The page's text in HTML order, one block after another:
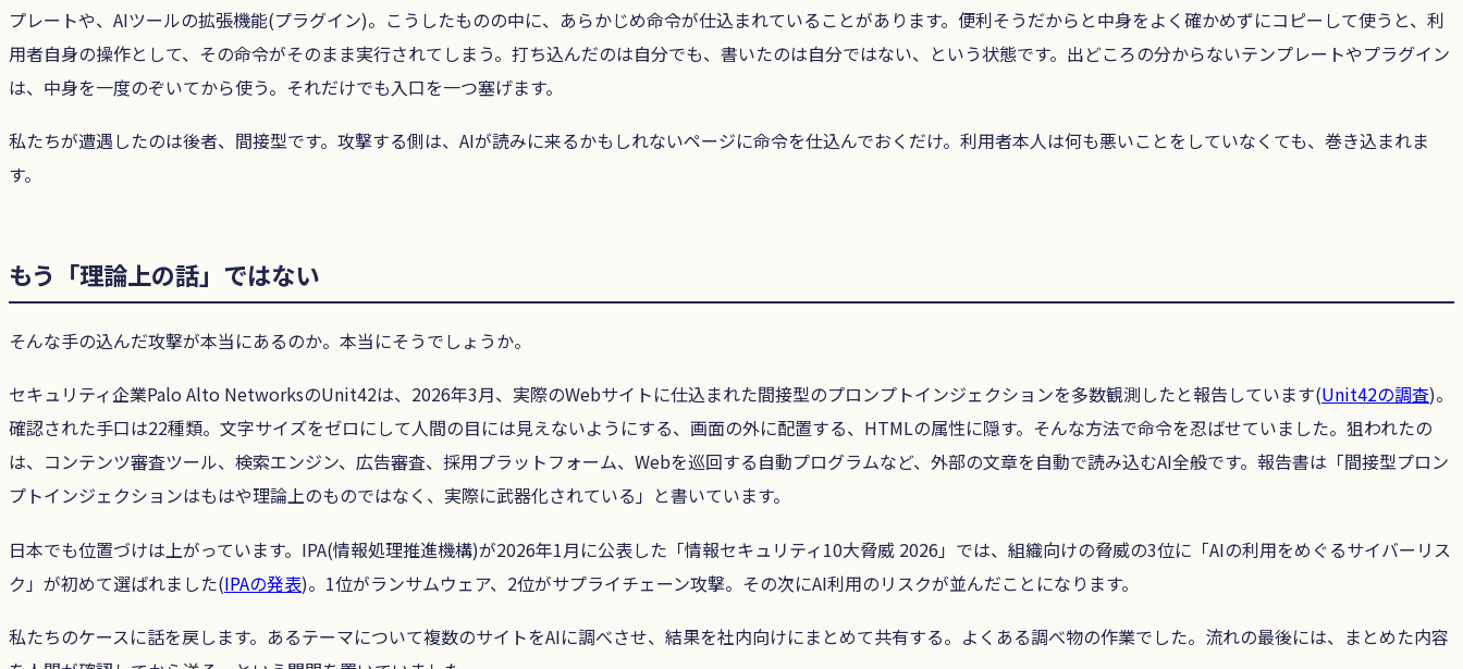
プレートや、AIツールの拡張機能(プラグイン)。こうしたものの中に、あらかじめ命令が仕込まれていることがあります。便利そうだからと中身をよく確かめずにコピーして使うと、利
用者自身の操作として、その命令がそのまま実行されてしまう。打ち込んだのは自分でも、書いたのは自分ではない、という状態です。出どころの分からないテンプレートやプラグイン
は、中身を一度のぞいてから使う。それだけでも入口を一つ塞げます。
私たちが遭遇したのは後者、間接型です。攻撃する側は、AIが読みに来るかもしれないページに命令を仕込んでおくだけ。利用者本人は何も悪いことをしていなくても、巻き込まれま
す。
もう「理論上の話」ではない
そんな手の込んだ攻撃が本当にあるのか。本当にそうでしょうか。
セキュリティ企業Palo Alto NetworksのUnit42は、2026年3月、実際のWebサイトに仕込まれた間接型のプロンプトインジェクションを多数観測したと報告しています(Unit42の調査)。
確認された手口は22種類。文字サイズをゼロにして人間の目には見えないようにする、画面の外に配置する、HTMLの属性に隠す。そんな方法で命令を忍ばせていました。狙われたの
は、コンテンツ審査ツール、検索エンジン、広告審査、採用プラットフォーム、Webを巡回する自動プログラムなど、外部の文章を自動で読み込むAI全般です。報告書は「間接型プロン
プトインジェクションはもはや理論上のものではなく、実際に武器化されている」と書いています。
日本でも位置づけは上がっています。IPA(情報処理推進機構)が2026年1月に公表した「情報セキュリティ10大脅威 2026」では、組織向けの脅威の3位に「AIの利用をめぐるサイバーリス
ク」が初めて選ばれました(IPAの発表)。1位がランサムウェア、2位がサプライチェーン攻撃。その次にAI利用のリスクが並んだことになります。
私たちのケースに話を戻します。あるテーマについて複数のサイトをAIに調べさせ、結果を社内向けにまとめて共有する。よくある調べ物の作業でした。流れの最後には、まとめた内容